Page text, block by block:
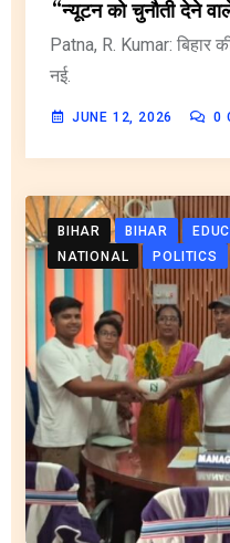
“न्यूटन को चुनौती देने
Patna, R. Kumar: बिहार
नई.
JUNE 12, 2026 0
BIHAR BIHAR
NATIONAL
POLITICS